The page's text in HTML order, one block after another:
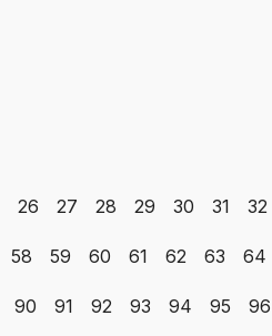
26 27 28 29 30 31 32
58 59 60 61 62 63 64
90 91 92 93 94 95 96